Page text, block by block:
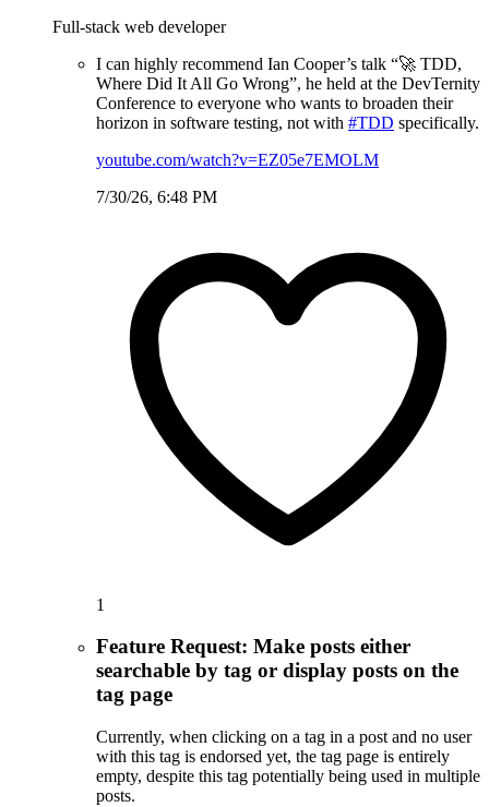
Full-stack web developer
I can highly recommend Ian Cooper’s talk “🚀 TDD,
Where Did It All Go Wrong”, he held at the DevTernity
Conference to everyone who wants to broaden their
horizon in software testing, not with #TDD specifically.
youtube.com/watch?v=EZ05e7EMOLM
7/30/26, 6:48 PM
1
Feature Request: Make posts either
searchable by tag or display posts on the
tag page
Currently, when clicking on a tag in a post and no user
with this tag is endorsed yet, the tag page is entirely
empty, despite this tag potentially being used in multiple
posts.